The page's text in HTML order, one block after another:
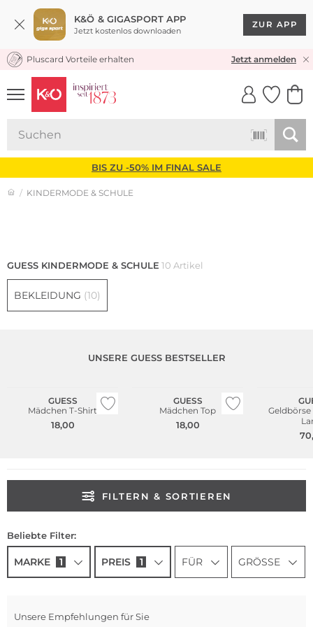
K&Ö & GIGASPORT APP
Jetzt kostenlos downloaden
ZUR APP
KOSTENLOSER VERSAND* & RÜCKVERSAND
Pluscard Vorteile erhalten Jetzt anmelden
UNSERE APP
CLICK &
BIS ZU -50% IM FINAL SALE
KINDERMODE & SCHULE
GUESS KINDERMODE & SCHULE 10 Artikel
BEKLEIDUNG (10)
UNSERE GUESS BESTSELLER
GUESS
Mädchen T-Shirt
18,00
GUESS
Mädchen Top
18,00
Geldbörse
FILTERN & SORTIEREN
Beliebte Filter:
MARKE 1 PREIS 1 FÜR GRÖSSE
Unsere Empfehlungen für Sie
Nachhaltig